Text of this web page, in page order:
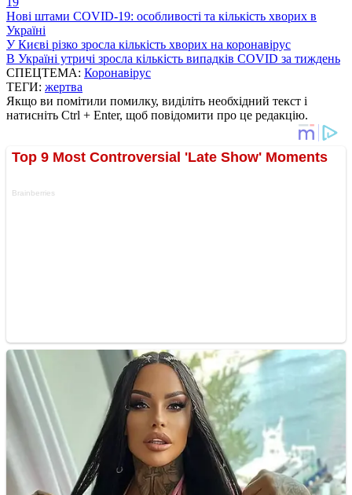
Нові штами COVID-19: особливості та кількість хворих в
Україні
У Києві різко зросла кількість хворих на коронавірус
В Україні утричі зросла кількість випадків COVID за тиждень
СПЕЦТЕМА: Коронавірус
ТЕГИ: жертва
Якщо ви помітили помилку, виділіть необхідний текст і
натисніть Ctrl + Enter, щоб повідомити про це редакцію.